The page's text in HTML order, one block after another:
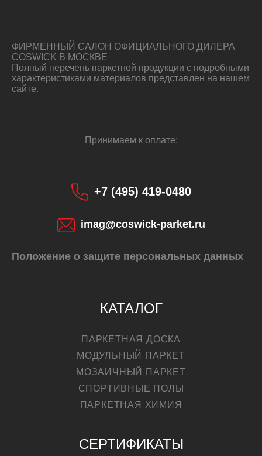
ФИРМЕННЫЙ САЛОН ОФИЦИАЛЬНОГО ДИЛЕРА
COSWICK В МОСКВЕ
Полный перечень паркетной продукции с подробными
характеристиками материалов представлен на нашем
сайте.
Принимаем к оплате:
+7 (495) 419-0480
imag@coswick-parket.ru
Положение о защите персональных данных
КАТАЛОГ
ПАРКЕТНАЯ ДОСКА
МОДУЛЬНЫЙ ПАРКЕТ
МОЗАИЧНЫЙ ПАРКЕТ
СПОРТИВНЫЕ ПОЛЫ
ПАРКЕТНАЯ ХИМИЯ
СЕРТИФИКАТЫ